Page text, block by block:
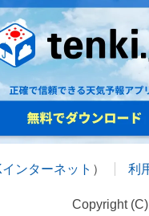
ンターネット ） 利
Copyright